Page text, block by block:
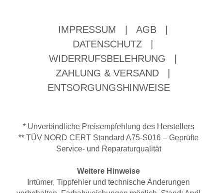
IMPRESSUM AGB
DATENSCHUTZ
WIDERRUFSBELEHRUNG
ZAHLUNG & VERSAND
ENTSORGUNGSHINWEISE
* Unverbindliche Preisempfehlung des Herstellers
** TÜV NORD CERT Standard A75-S016 – Geprüfte
Service- und Reparaturqualität
Weitere Hinweise
Irrtümer, Tippfehler und technische Änderungen